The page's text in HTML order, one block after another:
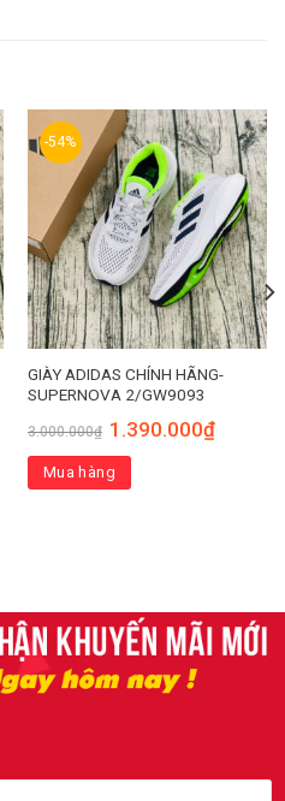
-54%
GIÀY ADIDAS CHÍNH HÃNG-
SUPERNOVA 2/GW9093
3.000.000₫ 1.390.000₫
Mua hàng